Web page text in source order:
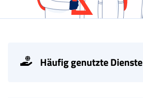
Häufig genutzte Dienste